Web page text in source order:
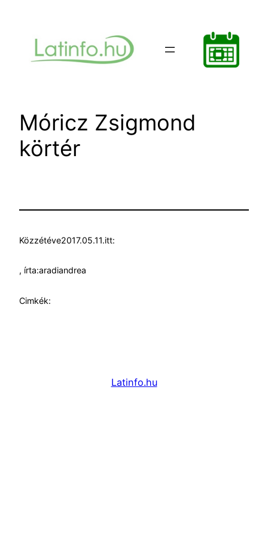
tartalomhoz
Móricz Zsigmond
körtér
Közzétéve2017.05.11.itt:
, írta:aradiandrea
Cimkék:
Latinfo.hu